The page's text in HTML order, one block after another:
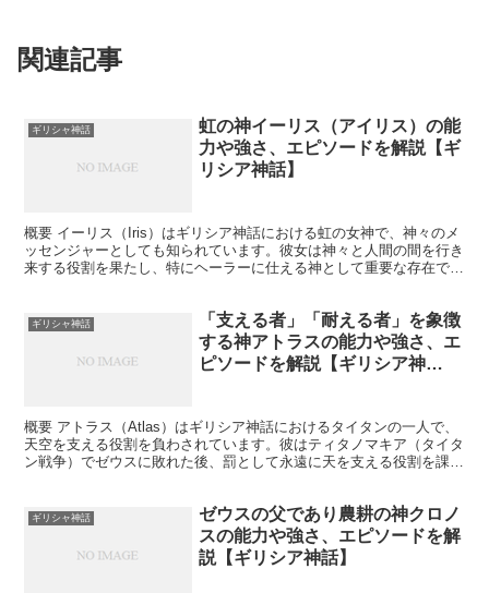
関連記事
ギリシャ神話
虹の神イーリス（アイリス）の能
力や強さ、エピソードを解説【ギ
リシア神話】
概要 イーリス（Iris）はギリシア神話における虹の女神で、神々のメ
ッセンジャーとしても知られています。彼女は神々と人間の間を行き
来する役割を果たし、特にヘーラーに仕える神として重要な存在で
ギリシャ神話
「支える者」「耐える者」を象徴
する神アトラスの能力や強さ、エ
ピソードを解説【ギリシア神
概要 アトラス（Atlas）はギリシア神話におけるタイタンの一人で、
天空を支える役割を負わされています。彼はティタノマキア（タイタ
ン戦争）でゼウスに敗れた後、罰として永遠に天を支える役割を課さ
ギリシャ神話
ゼウスの父であり農耕の神クロノ
スの能力や強さ、エピソードを解
説【ギリシア神話】